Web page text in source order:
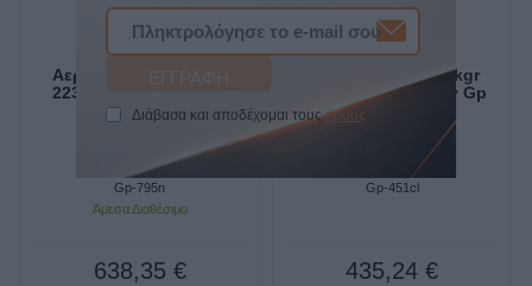
Αερόκλειδο 1" 250kgr
223lit/min πιστολέ Gp
Tools
SKU
Gp-795n
Άμεσα Διαθέσιμο
638,35 €
Αερόκλειδο 1" 250kgr
300lit/min light duty Gp
Gp-451cl
435,24 €
Διάβασα και αποδέχομαι τουςόρους